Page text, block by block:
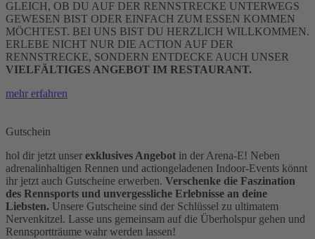
GLEICH, OB DU AUF DER RENNSTRECKE UNTERWEGS
GEWESEN BIST ODER EINFACH ZUM ESSEN KOMMEN
MÖCHTEST. BEI UNS BIST DU HERZLICH WILLKOMMEN.
ERLEBE NICHT NUR DIE ACTION AUF DER
RENNSTRECKE, SONDERN ENTDECKE AUCH UNSER
VIELFÄLTIGES ANGEBOT IM RESTAURANT.
mehr erfahren
Gutschein
hol dir jetzt unser exklusives Angebot in der Arena-E! Neben
adrenalinhaltigen Rennen und actiongeladenen Indoor-Events könnt
ihr jetzt auch Gutscheine erwerben. Verschenke die Faszination
des Rennsports und unvergessliche Erlebnisse an deine
Liebsten. Unsere Gutscheine sind der Schlüssel zu ultimatem
Nervenkitzel. Lasse uns gemeinsam auf die Überholspur gehen und
Rennsportträume wahr werden lassen!